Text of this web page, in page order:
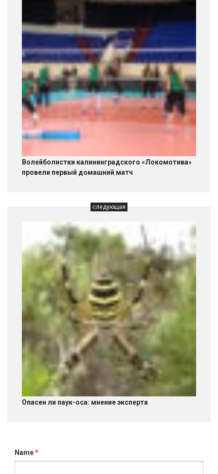
Волейболистки калининградского «Локомотива»
провели первый домашний матч
следующая
Опасен ли паук-оса: мнение эксперта
Name*